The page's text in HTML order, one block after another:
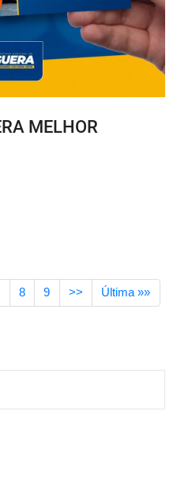
MELHOR
8 9 >> Última »»